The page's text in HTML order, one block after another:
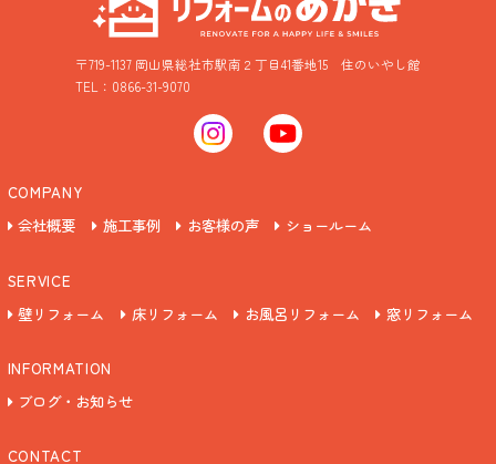
〒719-1137 岡山県総社市駅南２丁目41番地15 住のいやし館
TEL：0866-31-9070
COMPANY
会社概要
施工事例 お客様の声 ショールーム
SERVICE
壁リフォーム
床リフォーム お風呂リフォーム 窓リフォーム
INFORMATION
ブログ・お知らせ
CONTACT